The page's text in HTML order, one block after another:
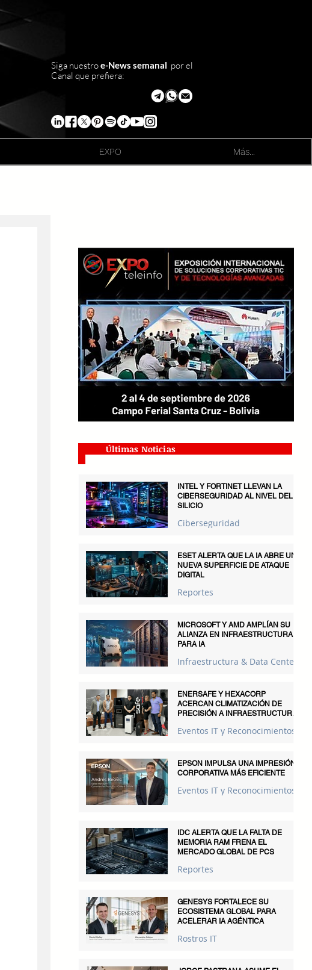
Siga nuestroe-News semanal por el
Canal que prefiera:
EXPO Más...
Últimas Noticias
INTEL Y FORTINET LLEVAN LA
CIBERSEGURIDAD AL NIVEL DEL
SILICIO
Ciberseguridad
ESET ALERTA QUE LA IA ABRE UNA
NUEVA SUPERFICIE DE ATAQUE
DIGITAL
Reportes
MICROSOFT Y AMD AMPLÍAN SU
ALIANZA EN INFRAESTRUCTURA
PARA IA
Infraestructura & Data Centers
ENERSAFE Y HEXACORP
ACERCAN CLIMATIZACIÓN DE
PRECISIÓN A INFRAESTRUCTURAS
Eventos IT y Reconocimientos
EPSON IMPULSA UNA IMPRESIÓN
CORPORATIVA MÁS EFICIENTE
Eventos IT y Reconocimientos
IDC ALERTA QUE LA FALTA DE
MEMORIA RAM FRENA EL
MERCADO GLOBAL DE PCS
Reportes
GENESYS FORTALECE SU
ECOSISTEMA GLOBAL PARA
ACELERAR IA AGÉNTICA
Rostros IT